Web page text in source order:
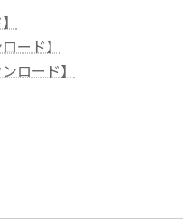
ード】
ンロード】